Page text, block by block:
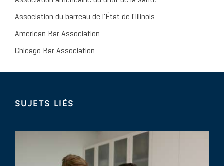
Association du barreau de l'État de l'Illinois
American Bar Association
Chicago Bar Association
SUJETS LIÉS